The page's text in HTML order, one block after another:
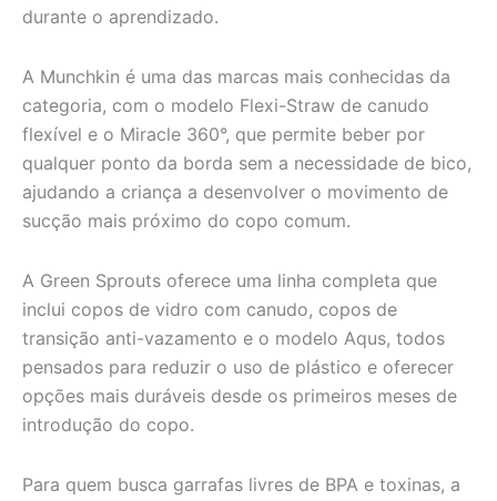
durante o aprendizado.
A Munchkin é uma das marcas mais conhecidas da
categoria, com o modelo Flexi-Straw de canudo
flexível e o Miracle 360°, que permite beber por
qualquer ponto da borda sem a necessidade de bico,
ajudando a criança a desenvolver o movimento de
sucção mais próximo do copo comum.
A Green Sprouts oferece uma linha completa que
inclui copos de vidro com canudo, copos de
transição anti-vazamento e o modelo Aqus, todos
pensados para reduzir o uso de plástico e oferecer
opções mais duráveis desde os primeiros meses de
introdução do copo.
Para quem busca garrafas livres de BPA e toxinas, a